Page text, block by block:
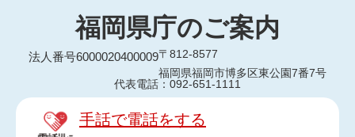
福岡県庁のご案内
法人番号6000020400009〒812-8577
福岡県福岡市博多区東公園7番7号
代表電話：092-651-1111
手話で電話をする